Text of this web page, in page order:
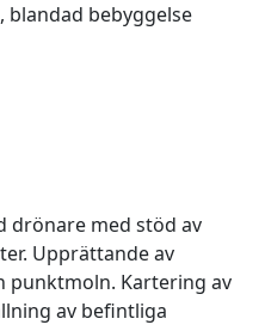
bebyggelse
drönare med stöd av
Upprättande av
punktmoln. Kartering av
av befintliga